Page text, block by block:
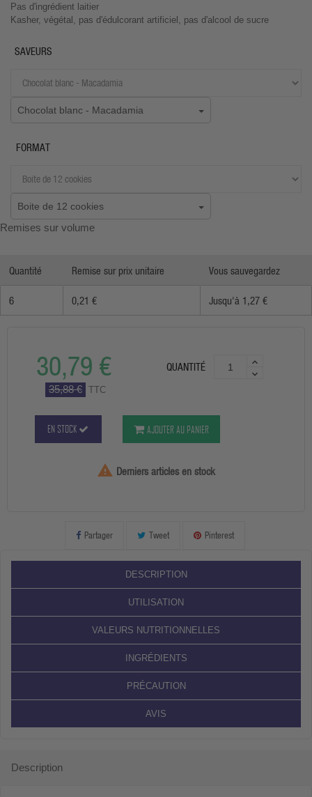
Pas d'ingrédient laitier
Kasher, végétal, pas d'édulcorant artificiel, pas d'alcool de sucre
SAVEURS
Chocolat blanc - Macadamia
FORMAT
Boite de 12 cookies
Remises sur volume
Quantité Remise sur prix unitaire Vous sauvegardez
6 0,21 € Jusqu'à 1,27 €
30,79 €
35,88 € TTC
QUANTITÉ
EN STOCK AJOUTER AU PANIER
 Derniers articles en stock
Partager Tweet Pinterest
DESCRIPTION
UTILISATION
VALEURS NUTRITIONNELLES
INGRÉDIENTS
PRÉCAUTION
AVIS
Description